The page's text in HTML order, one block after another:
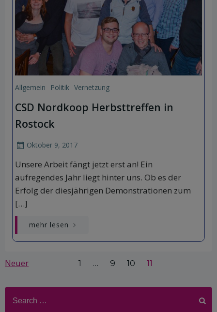
Allgemein Politik Vernetzung
CSD Nordkoop Herbsttreffen in
Rostock
Oktober 9, 2017
Unsere Arbeit fängt jetzt erst an! Ein
aufregendes Jahr liegt hinter uns. Ob es der
Erfolg der diesjährigen Demonstrationen zum
[…]
mehr lesen
Posts
navigation
Neuer
Posts
navigation
Page
1 … Page
9 Page
10 Page
11
for: